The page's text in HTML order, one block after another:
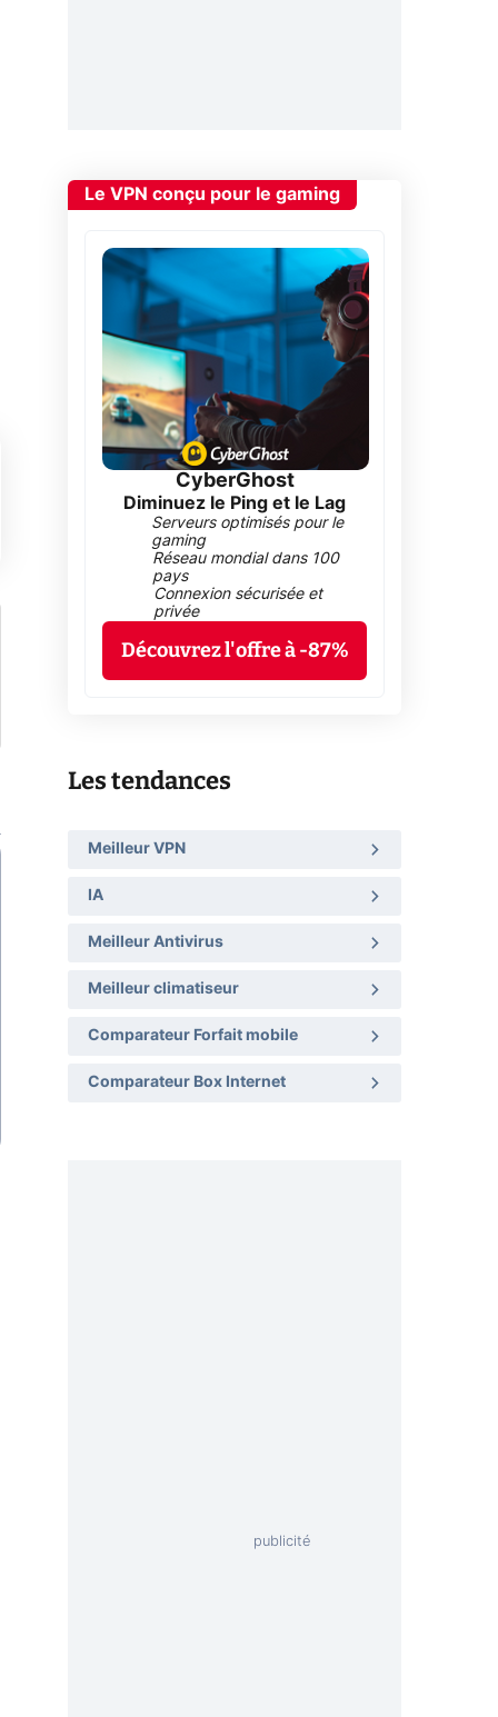
Le VPN conçu pour le gaming
CyberGhost
Diminuez le Ping et le Lag
Serveurs optimisés pour le
gaming
Réseau mondial dans 100
pays
Connexion sécurisée et
privée
Découvrez l'offre à -87%
Les tendances
Meilleur VPN
IA
Meilleur Antivirus
Meilleur climatiseur
Comparateur Forfait mobile
Comparateur Box Internet